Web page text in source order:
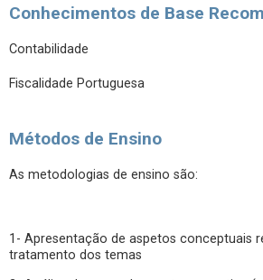
Conhecimentos de Base
Contabilidade
Fiscalidade Portuguesa
Métodos de Ensino
As metodologias de ensino são:
1- Apresentação de aspetos conceptuais
tratamento dos temas